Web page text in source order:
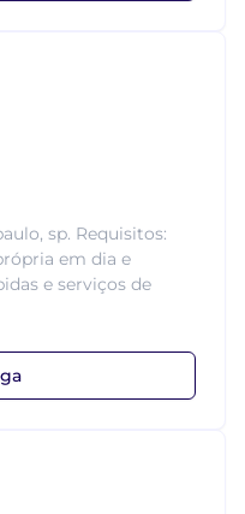
sp. Requisitos:
em dia e
e serviços de